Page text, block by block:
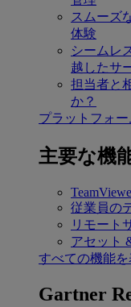
スムーズ
体験
シームレ
越したサ
担当者と
か？
プラットフォ
主要な機
従業員の
リモート
アセット
すべての機能
Gartner